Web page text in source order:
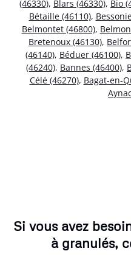
(46330), Blars (46330), Bio
Bétaille (46110),
Belmontet (46800),
Bretenoux (46130),
(46140), Béduer (46100),
(46240), Bannes (46400),
Célé (46270), Bagat-en-
Si vous avez
à granulés,